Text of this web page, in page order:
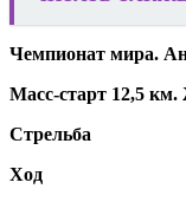
Чемпионат мира.
Масс-старт 12,5
Стрельба
Ход